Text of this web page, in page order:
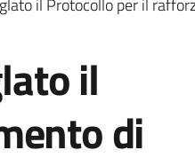
il Protocollo per il
il
di